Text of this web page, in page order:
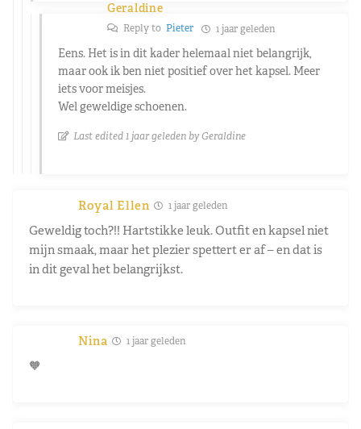
Geraldine
Reply to Pieter 1 jaar geleden
Eens. Het is in dit kader helemaal niet belangrijk,
maar ook ik ben niet positief over het kapsel. Meer
iets voor meisjes.
Wel geweldige schoenen.
Last edited 1 jaar geleden by Geraldine
Royal Ellen 1 jaar geleden
Geweldig toch?!! Hartstikke leuk. Outfit en kapsel niet
mijn smaak, maar het plezier spettert er af – en dat is
in dit geval het belangrijkst.
Nina 1 jaar geleden
🧡